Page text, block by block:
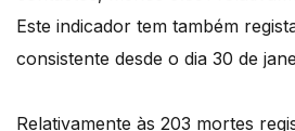
Este indicador tem também
consistente desde o dia 30 de
Relativamente às 203 mortes